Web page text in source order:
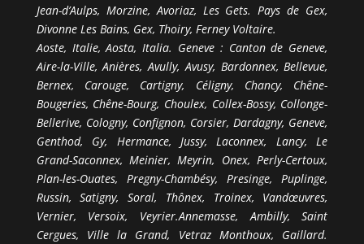
Jean-d’Aulps, Morzine, Avoriaz, Les Gets. Pays de Gex,
Divonne Les Bains, Gex, Thoiry, Ferney Voltaire.
Aoste, Italie, Aosta, Italia. Geneve : Canton de Geneve,
Aire-la-Ville, Anières, Avully, Avusy, Bardonnex, Bellevue,
Bernex, Carouge, Cartigny, Céligny, Chancy, Chêne-
Bougeries, Chêne-Bourg, Choulex, Collex-Bossy, Collonge-
Bellerive, Cologny, Confignon, Corsier, Dardagny, Geneve,
Genthod, Gy, Hermance, Jussy, Laconnex, Lancy, Le
Grand-Saconnex, Meinier, Meyrin, Onex, Perly-Certoux,
Plan-les-Ouates, Pregny-Chambésy, Presinge, Puplinge,
Russin, Satigny, Soral, Thônex, Troinex, Vandœuvres,
Vernier, Versoix, Veyrier.Annemasse, Ambilly, Saint
Cergues, Ville la Grand, Vetraz Monthoux, Gaillard.